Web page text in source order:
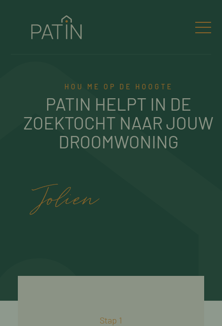
HOU ME OP DE HOOGTE
PATIN HELPT IN DE
ZOEKTOCHT NAAR JOUW
DROOMWONING
Stap 1